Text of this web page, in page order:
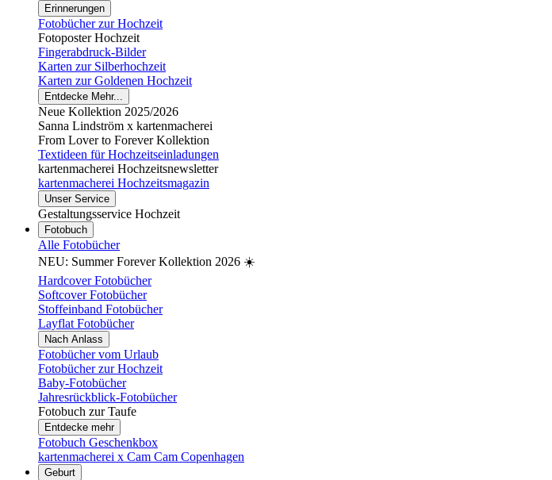
Erinnerungen
Fotobücher zur Hochzeit
Fotoposter Hochzeit
Fingerabdruck-Bilder
Karten zur Silberhochzeit
Karten zur Goldenen Hochzeit
Entdecke Mehr...
Neue Kollektion 2025/2026
Sanna Lindström x kartenmacherei
From Lover to Forever Kollektion
Textideen für Hochzeitseinladungen
kartenmacherei Hochzeitsnewsletter
kartenmacherei Hochzeitsmagazin
Unser Service
Gestaltungsservice Hochzeit
Fotobuch
Alle Fotobücher
NEU: Summer Forever Kollektion 2026 ☀️
Hardcover Fotobücher
Softcover Fotobücher
Stoffeinband Fotobücher
Layflat Fotobücher
Nach Anlass
Fotobücher vom Urlaub
Fotobücher zur Hochzeit
Baby-Fotobücher
Jahresrückblick-Fotobücher
Fotobuch zur Taufe
Entdecke mehr
Fotobuch Geschenkbox
kartenmacherei x Cam Cam Copenhagen
Geburt